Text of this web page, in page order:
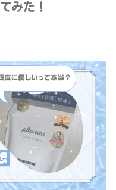
みた！